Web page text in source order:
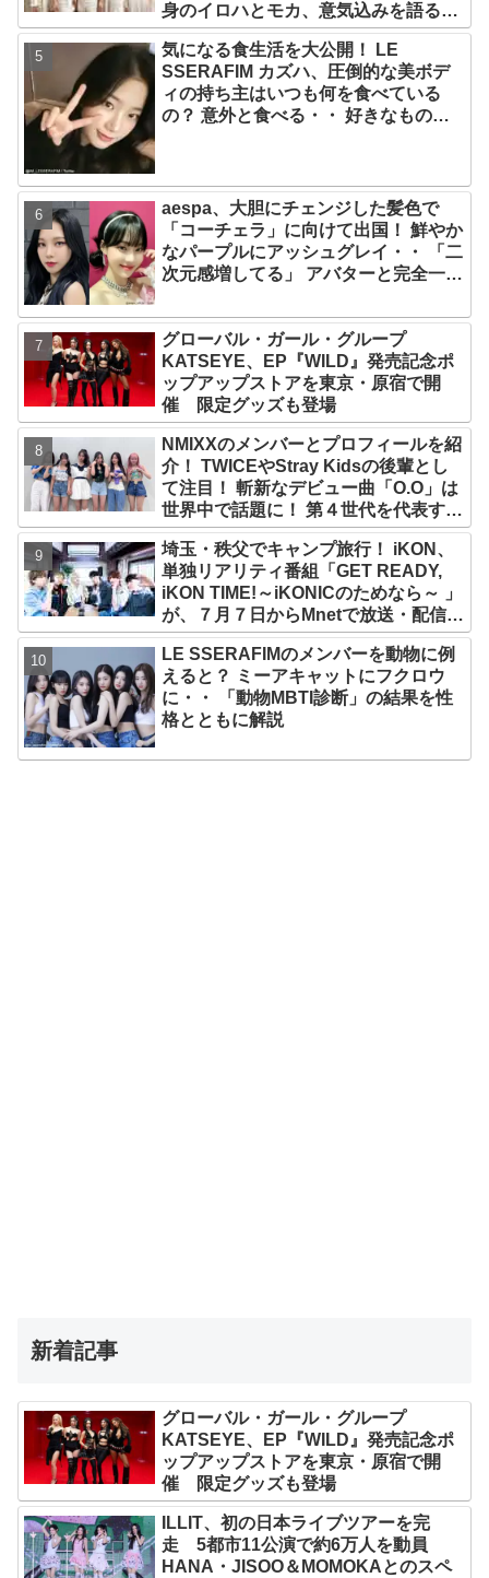
身のイロハとモカ、意気込みを語る
「ずっと夢見てたステージ…嬉しくて
光栄」
気になる食生活を大公開！ LE
SSERAFIM カズハ、圧倒的な美ボデ
ィの持ち主はいつも何を食べている
の？ 意外と食べる・・ 好きなものを
aespa、大胆にチェンジした髪色で
「コーチェラ」に向けて出国！ 鮮やか
なパープルにアッシュグレイ・・ 「二
次元感増してる」 アバターと完全一致
グローバル・ガール・グループ
KATSEYE、EP『WILD』発売記念ポ
ップアップストアを東京・原宿で開
催 限定グッズも登場
NMIXXのメンバーとプロフィールを紹
介！ TWICEやStray Kidsの後輩とし
て注目！ 斬新なデビュー曲「O.O」は
世界中で話題に！ 第４世代を代表する
美女ソリュンをはじめ、全員ビジュア
ルメンバーといわれるその魅力をチェ
ック
埼玉・秩父でキャンプ旅行！ iKON、
単独リアリティ番組「GET READY,
iKON TIME!～iKONICのためなら～ 」
が、７月７日からMnetで放送・配信ス
タート
LE SSERAFIMのメンバーを動物に例
えると？ ミーアキャットにフクロウ
に・・ 「動物MBTI診断」の結果を性
格とともに解説
新着記事
グローバル・ガール・グループ
KATSEYE、EP『WILD』発売記念ポ
ップアップストアを東京・原宿で開
催 限定グッズも登場
ILLIT、初の日本ライブツアーを完
走 5都市11公演で約6万人を動員
HANA・JISOO＆MOMOKAとのスペ